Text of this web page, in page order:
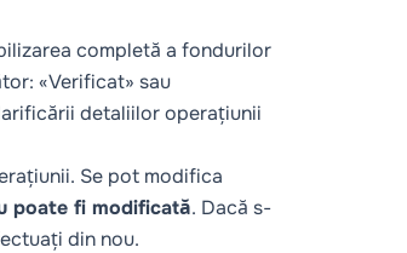
completă a fondurilor
«Verificat» sau
detaliilor operațiunii
Se pot modifica
poate fi modificată. Dacă s-
din nou.